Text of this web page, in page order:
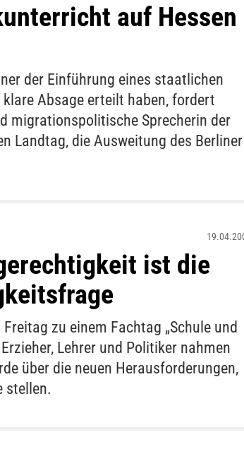
auf Hessen
der Einführung eines staatlichen
Absage erteilt haben, fordert
migrationspolitische Sprecherin der
Landtag, die Ausweitung des Berliner
ist die
Freitag zu einem Fachtag „Schule und
Lehrer und Politiker nahmen
über die neuen Herausforderungen,
stellen.